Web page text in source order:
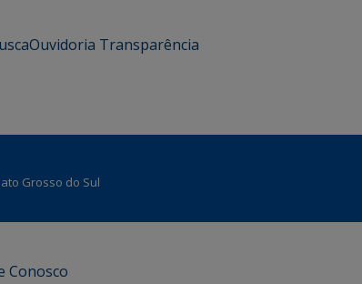
Ouvidoria Transparência
Grosso do Sul
Conosco